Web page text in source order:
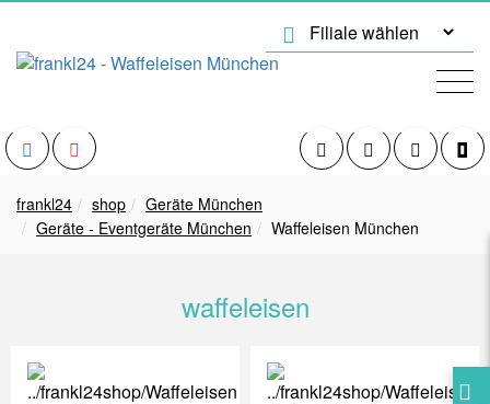
frankl24 shop
Geräte München
Geräte - Eventgeräte München
Waffeleisen München
waffeleisen